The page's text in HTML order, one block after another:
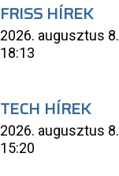
FRISS HÍREK
2026. augusztus 8.
18:13
TECH HÍREK
2026. augusztus 8.
15:20